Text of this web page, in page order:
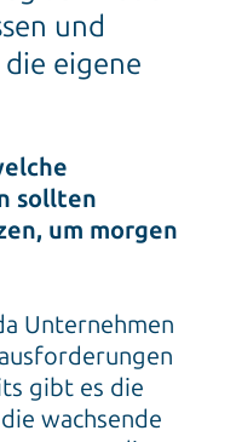
und
eigene
sollten
um morgen
Unternehmen
gibt es die
wachsende